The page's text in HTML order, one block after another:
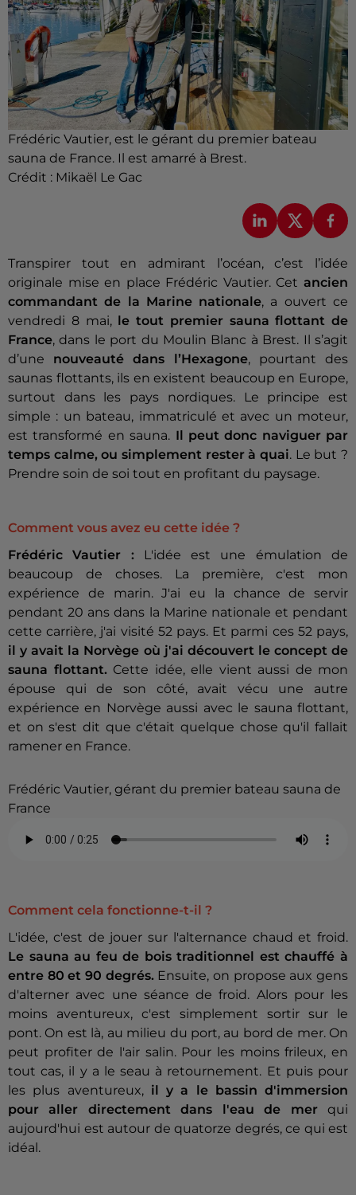
Frédéric Vautier, est le gérant du premier bateau
sauna de France. Il est amarré à Brest.
Crédit : Mikaël Le Gac
Transpirer tout en admirant l’océan, c’est l’idée
originale mise en place Frédéric Vautier. Cet ancien
commandant de la Marine nationale, a ouvert ce
vendredi 8 mai,
le tout premier sauna flottant de
France, dans le port du Moulin Blanc à Brest. Il s’agit
d’une nouveauté dans l’Hexagone, pourtant des
saunas flottants, ils en existent beaucoup en Europe,
surtout dans les pays nordiques. Le principe est
simple : un bateau, immatriculé et avec un moteur,
est transformé en sauna. Il peut donc naviguer par
temps calme, ou simplement rester à quai. Le but ?
Prendre soin de soi tout en profitant du paysage.
Comment vous avez eu cette idée ?
Frédéric Vautier :
L'idée est une émulation de
beaucoup de choses. La première, c'est mon
expérience de marin. J'ai eu la chance de servir
pendant 20 ans dans la Marine nationale et pendant
cette carrière, j'ai visité 52 pays. Et parmi ces 52 pays,
il y avait la Norvège où j'ai découvert le concept de
sauna flottant. Cette idée, elle vient aussi de mon
épouse qui de son côté, avait vécu une autre
expérience en Norvège aussi avec le sauna flottant,
et on s'est dit que c'était quelque chose qu'il fallait
ramener en France.
Frédéric Vautier, gérant du premier bateau sauna de
France
Comment cela fonctionne-t-il ?
L'idée, c'est de jouer sur l'alternance chaud et froid.
Le sauna au feu de bois traditionnel est chauffé à
entre 80 et 90 degrés. Ensuite, on propose aux gens
d'alterner avec une séance de froid. Alors pour les
moins aventureux, c'est simplement sortir sur le
pont. On est là, au milieu du port, au bord de mer. On
peut profiter de l'air salin. Pour les moins frileux, en
tout cas, il y a le seau à retournement. Et puis pour
les plus aventureux, il y a le bassin d'immersion
pour aller directement dans l'eau de merqui
aujourd'hui est autour de quatorze degrés, ce qui est
idéal.